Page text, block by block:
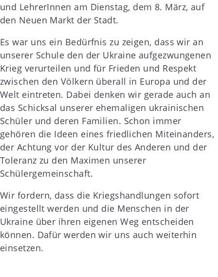
und LehrerInnen am Dienstag, dem 8. März, auf
den Neuen Markt der Stadt.
Es war uns ein Bedürfnis zu zeigen, dass wir an
unserer Schule den der Ukraine aufgezwungenen
Krieg verurteilen und für Frieden und Respekt
zwischen den Völkern überall in Europa und der
Welt eintreten. Dabei denken wir gerade auch an
das Schicksal unserer ehemaligen ukrainischen
Schüler und deren Familien. Schon immer
gehören die Ideen eines friedlichen Miteinanders,
der Achtung vor der Kultur des Anderen und der
Toleranz zu den Maximen unserer
Schülergemeinschaft.
Wir fordern, dass die Kriegshandlungen sofort
eingestellt werden und die Menschen in der
Ukraine über ihren eigenen Weg entscheiden
können. Dafür werden wir uns auch weiterhin
einsetzen.